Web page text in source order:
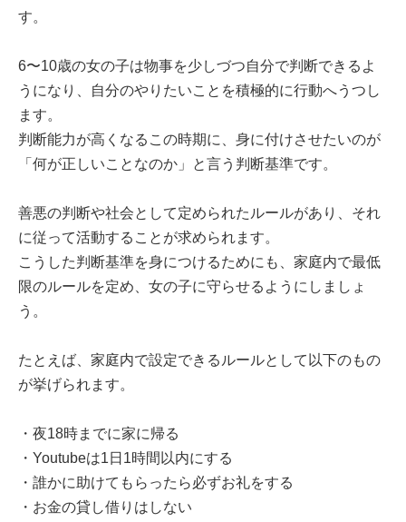
す。
6〜10歳の女の子は物事を少しづつ自分で判断できるよ
うになり、自分のやりたいことを積極的に行動へうつし
ます。
判断能力が高くなるこの時期に、身に付けさせたいのが
「何が正しいことなのか」と言う判断基準です。
善悪の判断や社会として定められたルールがあり、それ
に従って活動することが求められます。
こうした判断基準を身につけるためにも、家庭内で最低
限のルールを定め、女の子に守らせるようにしましょ
う。
たとえば、家庭内で設定できるルールとして以下のもの
が挙げられます。
・夜18時までに家に帰る
・Youtubeは1日1時間以内にする
・誰かに助けてもらったら必ずお礼をする
・お金の貸し借りはしない